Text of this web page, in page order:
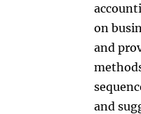
on
and
and